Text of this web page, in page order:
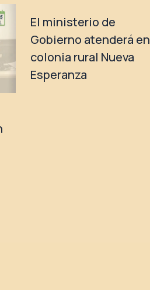
El ministerio de
Gobierno atenderá en
colonia rural Nueva
Esperanza